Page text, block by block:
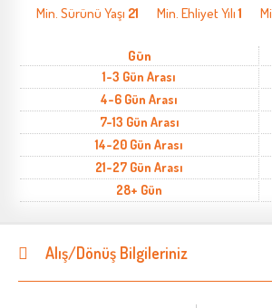
Min. Sürünü Yaşı 21 Min. Ehliyet Yılı1
Gün
1-3 Gün Arası
4-6 Gün Arası
7-13 Gün Arası
14-20 Gün Arası
21-27 Gün Arası
28+ Gün
Alış/Dönüş Bilgileriniz